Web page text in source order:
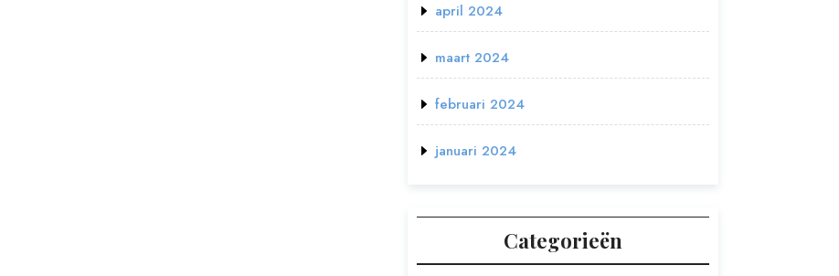
april 2024
maart 2024
februari 2024
januari 2024
Categorieën